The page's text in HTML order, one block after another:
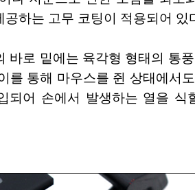
공하는 고무 코팅이 적용되어 있
바로 밑에는 육각형 형태의 통
를 통해 마우스를 쥔 상태에서
되어 손에서 발생하는 열을 식